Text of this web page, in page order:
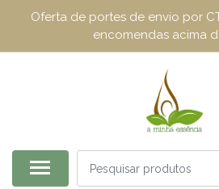
Oferta de portes de envio por
encomendas acima